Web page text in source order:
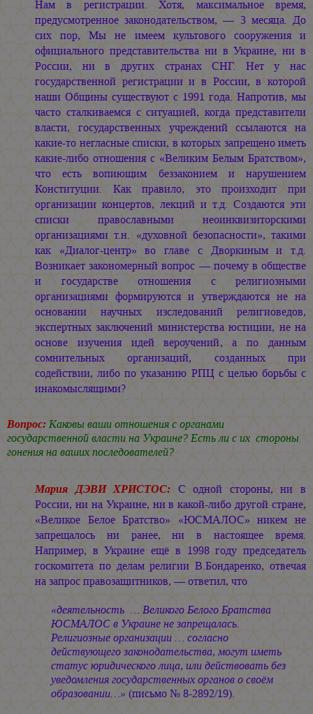
Нам в регистрации. Хотя, максимальное время,
предусмотренное законодательством, — 3 месяца. До
сих пор, Мы не имеем культового сооружения и
официального представительства ни в Украине, ни в
России, ни в других странах СНГ. Нет у нас
государственной регистрации и в России, в которой
наши Общины существуют с 1991 года. Напротив, мы
часто сталкиваемся с ситуацией, когда представители
власти, государственных учреждений ссылаются на
какие-то негласные списки, в которых запрещено иметь
какие-либо отношения с «Великим Белым Братством»,
что есть вопиющим беззаконием и нарушением
Конституции. Как правило, это произходит при
организации концертов, лекций и т.д. Создаются эти
списки православными неоинквизиторскими
организациями т.н. «духовной безопасности», такими
как «Диалог-центр» во главе с Дворкиным и т.д.
Возникает закономерный вопрос — почему в обществе
и государстве отношения с религиозными
организациями формируются и утверждаются не на
основании научных изследований религиоведов,
экспертных заключений министерства юстиции, не на
основе изучения идей вероучений, а по данным
сомнительных организаций, созданных при
содействии, либо по указанию РПЦ с целью борьбы с
инакомыслящими?
Вопрос: Каковы ваши отношения с органами
государственной власти на Украине? Есть ли с их стороны
гонения на ваших последователей?
Мария ДЭВИ ХРИСТОС: С одной стороны, ни в
России, ни на Украине, ни в какой-либо другой стране,
«Великое Белое Братство» «ЮСМАЛОС» никем не
запрещалось ни ранее, ни в настоящее время.
Например, в Украине ещё в 1998 году председатель
госкомитета по делам религии В.Бондаренко, отвечая
на запрос правозащитников, — ответил, что
«деятельность … Великого Белого Братства
ЮСМАЛОС в Украине не запрещалась.
Религиозные организации … согласно
действующего законодательства, могут иметь
статус юридического лица, или действовать без
уведомления государственных органов о своём
образовании…» (письмо № 8-2892/19).